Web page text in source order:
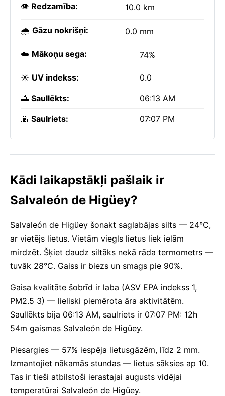
👁️ Redzamība: 10.0 km
🌧️ Gāzu nokrišņi: 0.0 mm
☁️ Mākoņu sega: 74%
☀️ UV indekss: 0.0
🌅 Saullēkts: 06:13 AM
🌇 Saulriets: 07:07 PM
Kādi laikapstākļi pašlaik ir
Salvaleón de Higüey?
Salvaleón de Higüey šonakt saglabājas silts — 24°C,
ar vietējs lietus. Vietām viegls lietus liek ielām
mirdzēt. Šķiet daudz siltāks nekā rāda termometrs —
tuvāk 28°C. Gaiss ir biezs un smags pie 90%.
Gaisa kvalitāte šobrīd ir laba (ASV EPA indekss 1,
PM2.5 3) — lieliski piemērota āra aktivitātēm.
Saullēkts bija 06:13 AM, saulriets ir 07:07 PM: 12h
54m gaismas Salvaleón de Higüey.
Piesargies — 57% iespēja lietusgāzēm, līdz 2 mm.
Izmantojiet nākamās stundas — lietus sāksies ap 10.
Tas ir tieši atbilstoši ierastajai augusts vidējai
temperatūrai Salvaleón de Higüey.